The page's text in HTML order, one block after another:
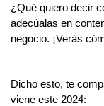
¿Qué quiero decir
adecúalas en
negocio. ¡Verás
Dicho esto, te
viene este 2024: